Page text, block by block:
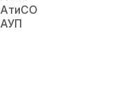
АтиСО
АУП